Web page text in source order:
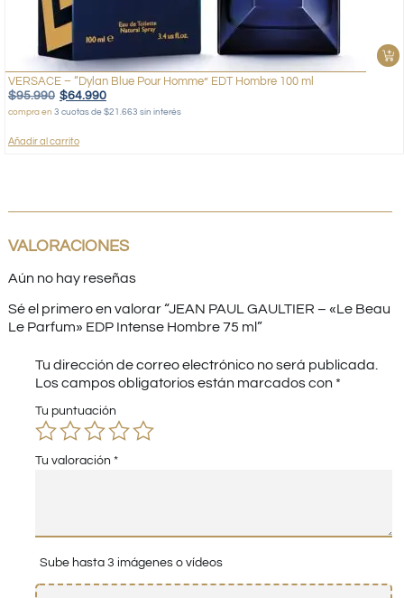
VERSACE – “Dylan Blue Pour Homme” EDT Hombre 100 ml
$95.990 $64.990
compra en 3 cuotas de $21.663 sin interés
Añadir al carrito
VALORACIONES
Aún no hay reseñas
Sé el primero en valorar “JEAN PAUL GAULTIER – «Le Beau
Le Parfum» EDP Intense Hombre 75 ml”
Tu dirección de correo electrónico no será publicada.
Los campos obligatorios están marcados con *
Tu puntuación
Tu valoración *
Sube hasta 3 imágenes o vídeos